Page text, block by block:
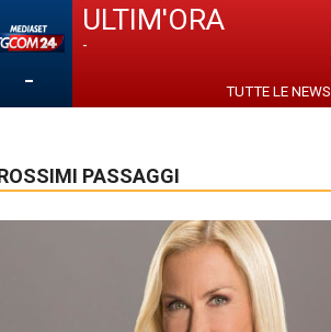
-
ULTIM'ORA
-
TUTTE LE NEWS
PASSAGGI